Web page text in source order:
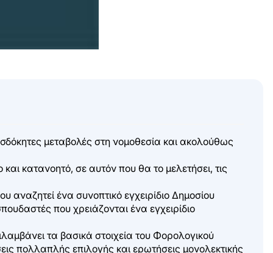
μεταβολές στη νομοθεσία και ακολούθως
κατανοητό, σε αυτόν που θα το μελετήσει, τις
ένα συνοπτικό εγχειρίδιο Δημοσίου
που χρειάζονται ένα εγχειρίδιο
τα βασικά στοιχεία του Φορολογικού
πολλαπλής επιλογής και ερωτήσεις μονολεκτικής